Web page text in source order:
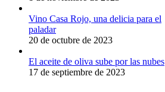
Vino Casa Rojo, una delicia para el
paladar
20 de octubre de 2023
El aceite de oliva sube por las nubes
17 de septiembre de 2023